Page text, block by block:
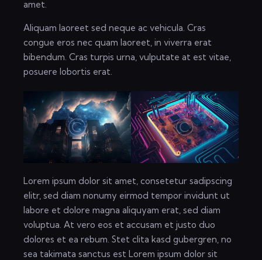
amet.
Aliquam laoreet sed neque ac vehicula. Cras
congue eros nec quam laoreet, in viverra erat
bibendum. Cras turpis urna, vulputate at est vitae,
posuere lobortis erat.
Lorem ipsum dolor sit amet, consetetur sadipscing
elitr, sed diam nonumy eirmod tempor invidunt ut
labore et dolore magna aliquyam erat, sed diam
voluptua. At vero eos et accusam et justo duo
dolores et ea rebum. Stet clita kasd gubergren, no
sea takimata sanctus est Lorem ipsum dolor sit